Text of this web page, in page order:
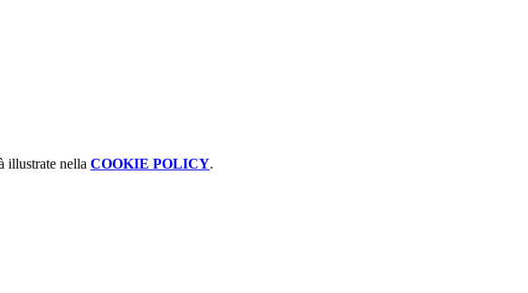
illustrate nella COOKIE POLICY.